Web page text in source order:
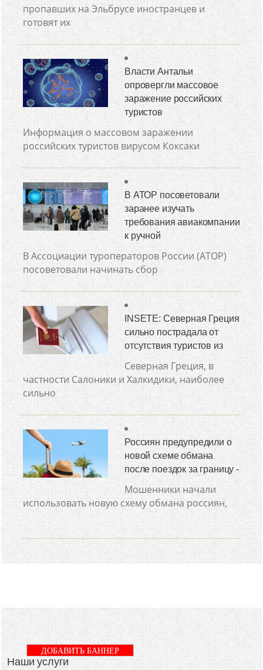
пропавших на Эльбрусе иностранцев и
готовят их
Власти Антальи
опровергли массовое
заражение российских
туристов
Информация о массовом заражении
российских туристов вирусом Коксаки
В АТОР посоветовали
заранее изучать
требования авиакомпании
к ручной
В Ассоциации туроператоров России (АТОР)
посоветовали начинать сбор
INSETE: Северная Греция
сильно пострадала от
отсутствия туристов из
Северная Греция, в
частности Салоники и Халкидики, наиболее
сильно
Россиян предупредили о
новой схеме обмана
после поездок за границу -
Мошенники начали
использовать новую схему обмана россиян,
Наши услуги
ДОБАВИТЬ БАННЕР